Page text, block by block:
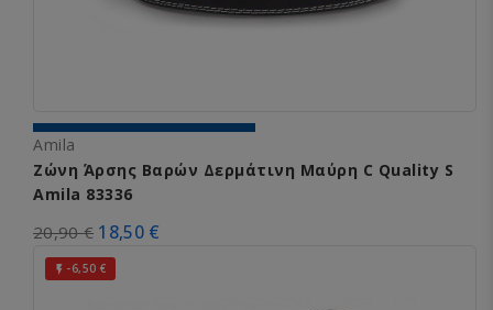
Amila
Ζώνη Άρσης Βαρών Δερμάτινη Μαύρη C Quality S
Amila 83336
20,90 € 18,50 €
 -6,50 €